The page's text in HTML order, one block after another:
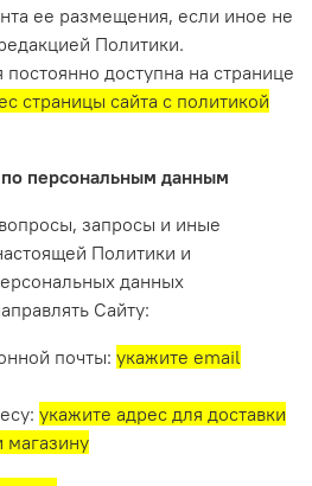
ее размещения, если иное не
Политики.
доступна на странице
страницы сайта с политикой
персональным данным
запросы и иные
Политики и
данных
Сайту:
почты: укажите email
укажите адрес для доставки
магазину